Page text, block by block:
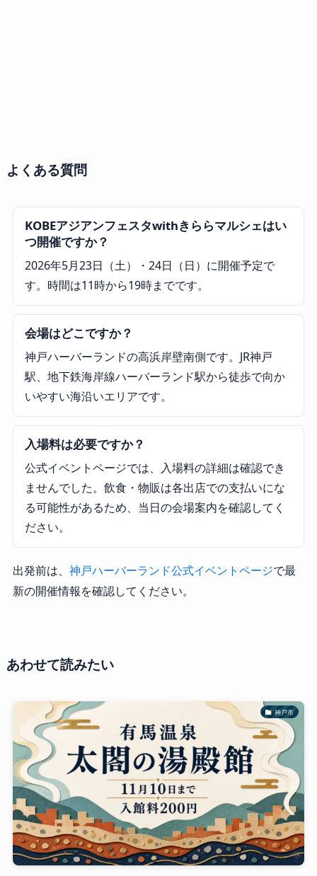
よくある質問
KOBEアジアンフェスタwithきららマルシェはい
つ開催ですか？
2026年5月23日（土）・24日（日）に開催予定で
す。時間は11時から19時までです。
会場はどこですか？
神戸ハーバーランドの高浜岸壁南側です。JR神戸
駅、地下鉄海岸線ハーバーランド駅から徒歩で向か
いやすい海沿いエリアです。
入場料は必要ですか？
公式イベントページでは、入場料の詳細は確認でき
ませんでした。飲食・物販は各出店での支払いにな
る可能性があるため、当日の会場案内を確認してく
ださい。
出発前は、 神戸ハーバーランド公式イベントページで最
新の開催情報を確認してください。
あわせて読みたい
神戸市